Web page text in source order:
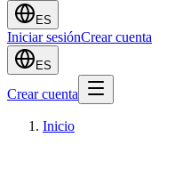
ES
Iniciar sesiónCrear cuenta
ES
Crear cuenta
Inicio